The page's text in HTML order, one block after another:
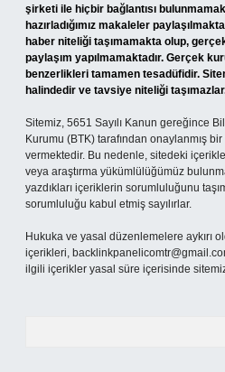
şirketi ile hiçbir bağlantısı
hazırladığımız makaleler
haber niteliği taşımamakta olup,
paylaşım yapılmamaktadır. Gerçek
benzerlikleri tamamen tesadüfidir.
halindedir ve tavsiye niteliği
Sitemiz, 5651 Sayılı Kanun gereğince
Kurumu (BTK) tarafından onaylanmış
vermektedir. Bu nedenle, sitedeki
veya araştırma yükümlülüğümüz
yazdıkları içeriklerin sorumluluğunu
sorumluluğu kabul etmiş sayılırlar.
Hukuka ve yasal düzenlemelere aykırı
içerikleri,
ilgili içerikler yasal süre içerisinde